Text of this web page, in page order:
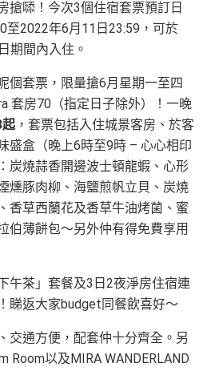
搶𠻹！今次3個住宿套票預訂日
至2022年6月11日23:59，可於
期間內入住。
個套票，限量搶6月星期一至四
套房70（指定日子除外）！一晚
起，套票包括入住城景客房、於客
盛盒（晚上6時至9時 – 心心相印
炭燒蒜香開邊波士頓龍蝦、心形
燻豚肉柳、海鹽煎帆立貝、炭燒
香草西蘭花及香草牛油烤菌、蜜
伯薄餅包～另外仲有得免費享用
午茶」套餐及3日2夜淨房住宿連
睇返大家budget同餐飲喜好～
交通方便，配套仲十分齊全。另
Room以及MIRA WANDERLAND